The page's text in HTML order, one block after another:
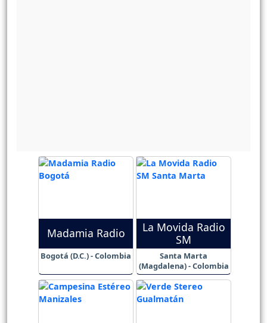
Madamia Radio
Bogotá (D.C.) - Colombia
La Movida Radio
SM
Santa Marta
(Magdalena) - Colombia